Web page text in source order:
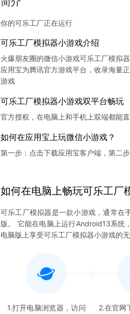
你的可乐工厂正在运行
可乐工厂模拟器小游戏介绍
火爆朋友圈的微信小游戏可乐工厂模拟
应用宝为腾讯官方游戏平台，收录海量
可乐工厂模拟器小游戏双平台畅玩
官方授权，在电脑上和手机上双端都能
如何在应用宝上玩微信小游戏？
第一步：点击下载应用宝客户端，第二
如何在电脑上畅玩可乐工厂
可乐工厂模拟器是一款小游戏，通常在
版。 它能在电脑上运行Android13系统
电脑版上享受可乐工厂模拟器小游戏的
1.打开电脑浏览器，访问
2.在官网